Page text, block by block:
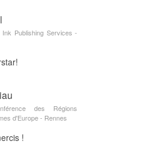
Publishing Services -
des Régions
d'Europe - Rennes
!